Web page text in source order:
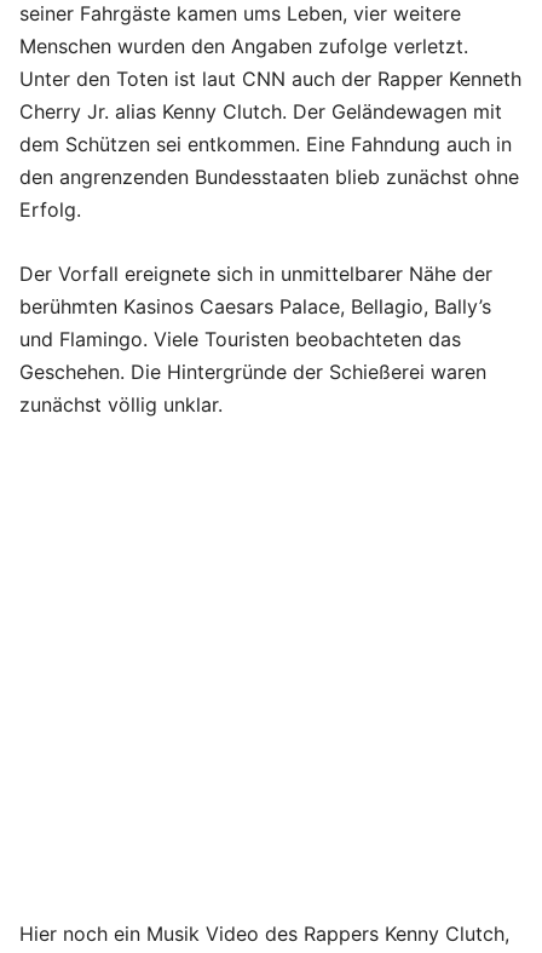
seiner Fahrgäste kamen ums Leben, vier weitere
Menschen wurden den Angaben zufolge verletzt.
Unter den Toten ist laut CNN auch der Rapper Kenneth
Cherry Jr. alias Kenny Clutch. Der Geländewagen mit
dem Schützen sei entkommen. Eine Fahndung auch in
den angrenzenden Bundesstaaten blieb zunächst ohne
Erfolg.
Der Vorfall ereignete sich in unmittelbarer Nähe der
berühmten Kasinos Caesars Palace, Bellagio, Bally’s
und Flamingo. Viele Touristen beobachteten das
Geschehen. Die Hintergründe der Schießerei waren
zunächst völlig unklar.
Hier noch ein Musik Video des Rappers Kenny Clutch,